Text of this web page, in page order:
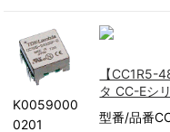
K0059000
0201
【CC1R5-
タ CC-Eシ
型番/品番